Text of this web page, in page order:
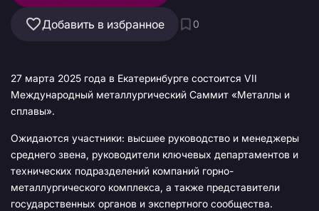
Добавить в избранное 0
27 марта 2025 года в Екатеринбурге состоится VII
Международный металлургический Саммит «Металлы и
сплавы».
Ожидаются участники: высшее руководство и менеджеры
среднего звена, руководители ключевых департаментов и
технических подразделений компаний горно-
металлургического комплекса, а также представители
государственных органов и экспертного сообщества.